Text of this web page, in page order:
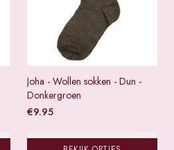
Joha - Wollen sokken - Dun -
Donkergroen
€9.95